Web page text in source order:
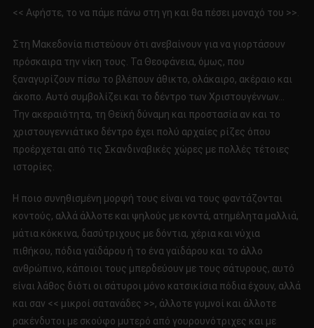
<< Αφήστε, το να πάμε πάνω στη γη και θα πέσει μοναχό του >>.
Στη Μακεδονία πιστεύουν ότι ανεβαίνουν για να γιορτάσουν
πρόσκαιρα την νίκη τους. Τα Θεοφάνεια, όμως, που
ξαναγυρίζουν πίσω το βλέπουν άθικτο, ολάκαιρο, ακέραιο και
άκοπο. Αυτό συμβολίζει και το δέντρο των Χριστουγέννων…
Την ακεραιότητα, τη Θεϊκή δύναμη και προστασία αν και το
χριστουγεννιάτικο δέντρο έχει πολύ αρχαίες ρίζες όπου
προέρχεται από τις Σκανδιναβικές χώρες με πολλές τέτοιες
ιστορίες.
Η ποιο συνηθισμένη μορφή τους είναι να τους φαντάζονται
κοντούς, αλλά άλλοτε και ψηλούς με κοντά, ατημέλητα μαλλιά,
μάτια κόκκινα, δασύτριχους με δόντια, χέρια και νύχια
πιθήκου, πόδια γαϊδάρου ή το ένα γαϊδάρου και το άλλο
ανθρώπινο, κάποιοι τους μπερδεύουν με τους σάτυρους, αυτό
είναι λάθος διότι οι σάτυροι μόνο κατσικίσια πόδια έχουν, αλλά
και σαν << μικροί σατανάδες >>, άλλοτε γυμνοί και άλλοτε
ρακένδυτοι με σκούφο μυτερό από γουρουνότριχες και με